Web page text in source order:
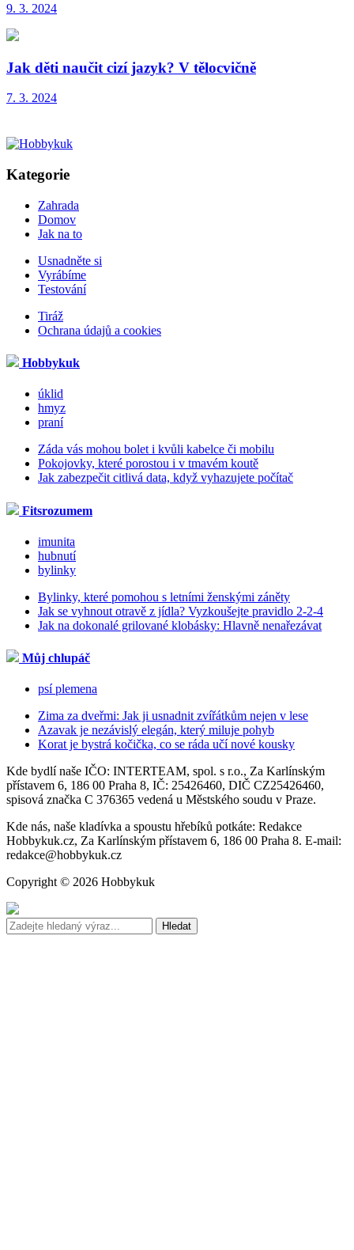
9. 3. 2024
Jak děti naučit cizí jazyk? V tělocvičně
7. 3. 2024
Kategorie
Zahrada
Domov
Jak na to
Usnadněte si
Vyrábíme
Testování
Tiráž
Ochrana údajů a cookies
Hobbykuk
úklid
hmyz
praní
Záda vás mohou bolet i kvůli kabelce či mobilu
Pokojovky, které porostou i v tmavém koutě
Jak zabezpečit citlivá data, když vyhazujete počítač
Fitsrozumem
imunita
hubnutí
bylinky
Bylinky, které pomohou s letními ženskými záněty
Jak se vyhnout otravě z jídla? Vyzkoušejte pravidlo 2-2-4
Jak na dokonalé grilované klobásky: Hlavně nenařezávat
Můj chlupáč
psí plemena
Zima za dveřmi: Jak ji usnadnit zvířátkům nejen v lese
Azavak je nezávislý elegán, který miluje pohyb
Korat je bystrá kočička, co se ráda učí nové kousky
Kde bydlí naše IČO: INTERTEAM, spol. s r.o., Za Karlínským
přístavem 6, 186 00 Praha 8, IČ: 25426460, DIČ CZ25426460,
spisová značka C 376365 vedená u Městského soudu v Praze.
Kde nás, naše kladívka a spoustu hřebíků potkáte: Redakce
Hobbykuk.cz, Za Karlínským přístavem 6, 186 00 Praha 8. E-mail:
redakce@hobbykuk.cz
Copyright © 2026 Hobbykuk